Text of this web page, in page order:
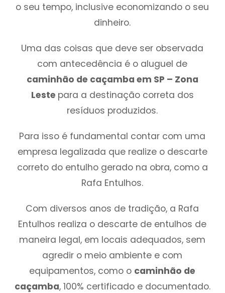
o seu tempo, inclusive economizando o seu
dinheiro.
Uma das coisas que deve ser observada
com antecedência é o aluguel de
caminhão de caçamba em SP – Zona
Leste para a destinação correta dos
resíduos produzidos.
Para isso é fundamental contar com uma
empresa legalizada que realize o descarte
correto do entulho gerado na obra, como a
Rafa Entulhos.
Com diversos anos de tradição, a Rafa
Entulhos realiza o descarte de entulhos de
maneira legal, em locais adequados, sem
agredir o meio ambiente e com
equipamentos, como o caminhão de
caçamba, 100% certificado e documentado.